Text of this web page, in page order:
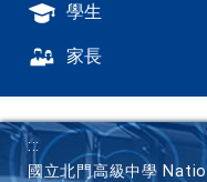
學生
家長
:::
國立北門高級中學